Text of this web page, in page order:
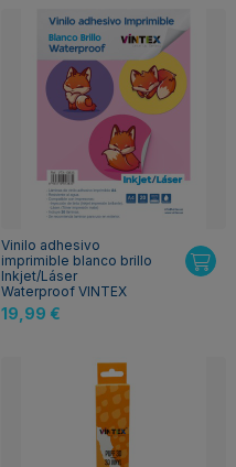
Vinilo adhesivo
imprimible blanco brillo
Inkjet/Láser
Waterproof VINTEX
19,99 €